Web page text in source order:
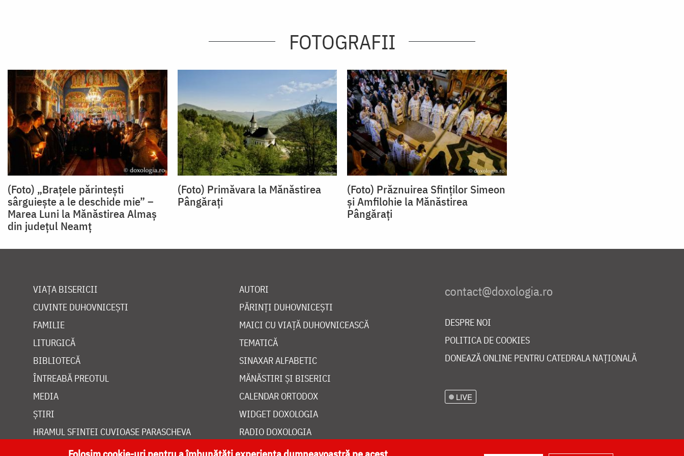
FOTOGRAFII
(Foto) „Brațele părintești
sârguiește a le deschide mie” –
Marea Luni la Mănăstirea Almaș
din județul Neamț
(Foto) Primăvara la Mănăstirea
Pângărați
(Foto) Prăznuirea Sfinților Simeon
și Amfilohie la Mănăstirea
Pângărați
VIAȚA BISERICII
CUVINTE DUHOVNICEȘTI
FAMILIE
LITURGICĂ
BIBLIOTECĂ
ÎNTREABĂ PREOTUL
MEDIA
ȘTIRI
HRAMUL SFINTEI CUVIOASE PARASCHEVA
AUTORI
PĂRINȚI DUHOVNICEȘTI
MAICI CU VIAȚĂ DUHOVNICEASCĂ
TEMATICĂ
SINAXAR ALFABETIC
MĂNĂSTIRI ȘI BISERICI
CALENDAR ORTODOX
WIDGET DOXOLOGIA
RADIO DOXOLOGIA
DESPRE NOI
POLITICA DE COOKIES
DONEAZĂ ONLINE PENTRU CATEDRALA NAȚIONALĂ
LIVE